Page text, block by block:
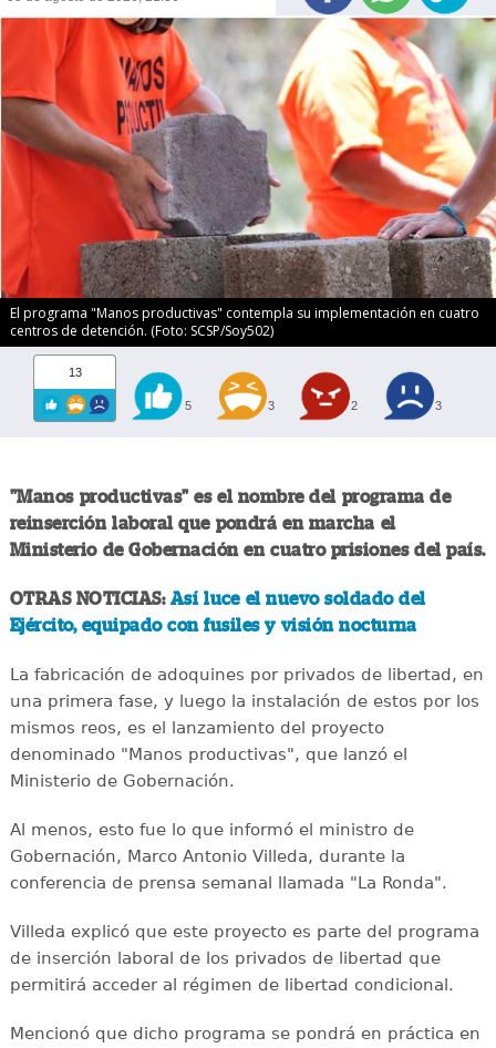
El programa "Manos productivas" contempla su implementación en cuatro
centros de detención. (Foto: SCSP/Soy502)
13
5 3 2 3
"Manos productivas" es el nombre del programa de
reinserción laboral que pondrá en marcha el
Ministerio de Gobernación en cuatro prisiones del país.
OTRAS NOTICIAS: Así luce el nuevo soldado del
Ejército, equipado con fusiles y visión nocturna
La fabricación de adoquines por privados de libertad, en
una primera fase, y luego la instalación de estos por los
mismos reos, es el lanzamiento del proyecto
denominado "Manos productivas", que lanzó el
Ministerio de Gobernación.
Al menos, esto fue lo que informó el ministro de
Gobernación, Marco Antonio Villeda, durante la
conferencia de prensa semanal llamada "La Ronda".
Villeda explicó que este proyecto es parte del programa
de inserción laboral de los privados de libertad que
permitirá acceder al régimen de libertad condicional.
Mencionó que dicho programa se pondrá en práctica en